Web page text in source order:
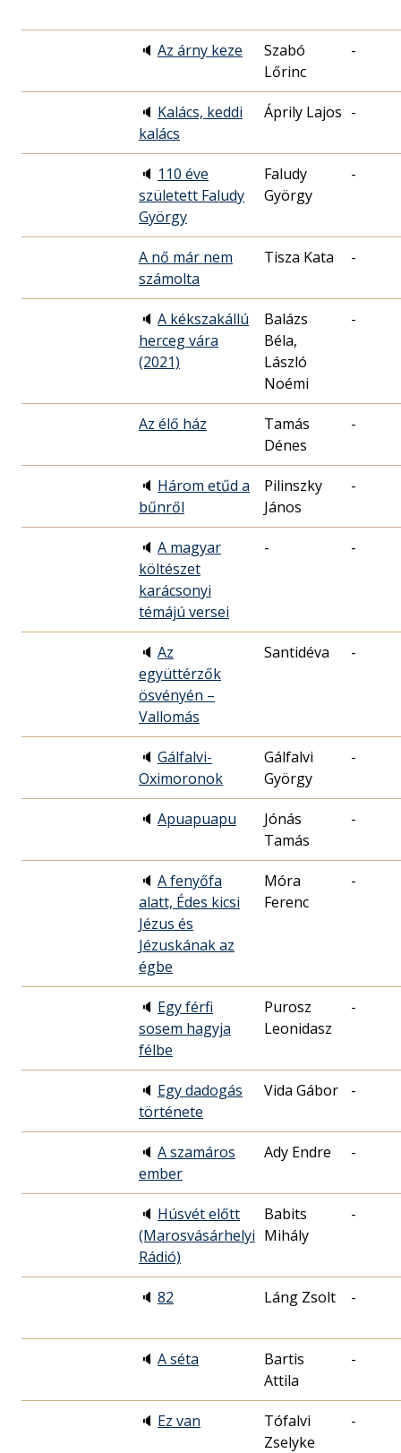
🔈 Az árny keze
Szabó
Lőrinc
-
🔈 Kalács, keddi
kalács
Áprily Lajos -
🔈 110 éve
született Faludy
György
Faludy
György
-
A nő már nem
számolta
Tisza Kata -
🔈 A kékszakállú
herceg vára
(2021)
Balázs
Béla,
László
Noémi
-
Az élő ház
Tamás
Dénes
-
🔈 Három etűd a
bűnről
Pilinszky
János
-
🔈 A magyar
költészet
karácsonyi
témájú versei
- -
🔈 Az
együttérzők
ösvényén –
Vallomás
Santidéva -
🔈 Gálfalvi-
Oximoronok
Gálfalvi
György
-
🔈 Apuapuapu
Jónás
Tamás
-
🔈 A fenyőfa
alatt, Édes kicsi
Jézus és
Jézuskának az
égbe
Móra
Ferenc
-
🔈 Egy férfi
sosem hagyja
félbe
Purosz
Leonidasz
-
🔈 Egy dadogás
története
Vida Gábor -
🔈 A szamáros
ember
Ady Endre -
🔈 Húsvét előtt
(Marosvásárhelyi
Rádió)
Babits
Mihály
-
🔈 82 Láng Zsolt -
🔈 A séta
Bartis
Attila
-
🔈 Ez van
Tófalvi
Zselyke
-